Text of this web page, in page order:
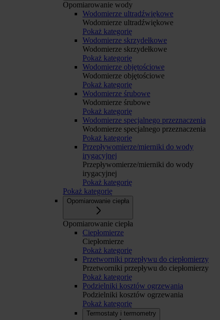
Opomiarowanie wody
Wodomierze ultradźwiękowe
Wodomierze ultradźwiękowe
Pokaż kategorię
Wodomierze skrzydełkowe
Wodomierze skrzydełkowe
Pokaż kategorię
Wodomierze objętościowe
Wodomierze objętościowe
Pokaż kategorię
Wodomierze śrubowe
Wodomierze śrubowe
Pokaż kategorię
Wodomierze specjalnego przeznaczenia
Wodomierze specjalnego przeznaczenia
Pokaż kategorię
Przepływomierze/mierniki do wody
irygacyjnej
Przepływomierze/mierniki do wody
irygacyjnej
Pokaż kategorię
Pokaż kategorię
Opomiarowanie ciepła
Opomiarowanie ciepła
Ciepłomierze
Ciepłomierze
Pokaż kategorię
Przetworniki przepływu do ciepłomierzy
Przetworniki przepływu do ciepłomierzy
Pokaż kategorię
Podzielniki kosztów ogrzewania
Podzielniki kosztów ogrzewania
Pokaż kategorię
Termostaty i termometry